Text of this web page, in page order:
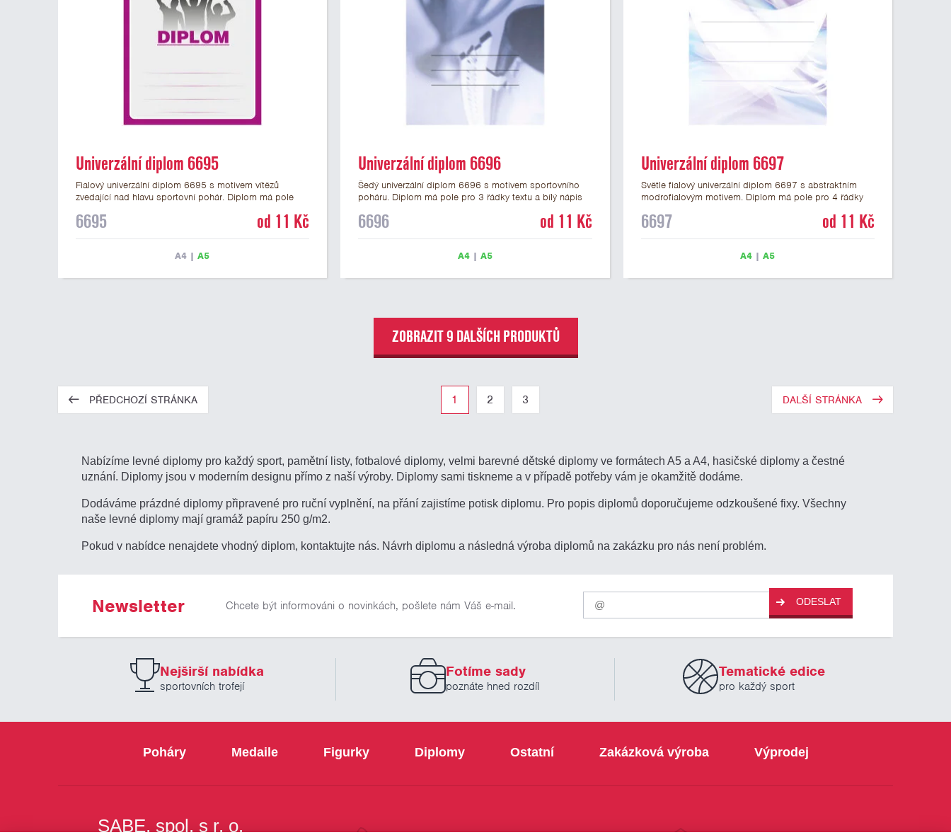
Univerzální diplom 6695
Fialový univerzální diplom 6695 s motivem vítězů
zvedající nad hlavu sportovní pohár. Diplom má pole
diplom 6695 máme ve formátu A4 a A5. Tento
sportovní pohár. Papírový diplom s univerzálním
6695 od 11 Kč
A4 |A5
Univerzální diplom 6696
Šedý univerzální diplom 6696 s motivem sportovního
poháru. Diplom má pole pro 3 řádky textu a bílý nápis
a A5. Tento univerzální diplom je vhodný pro většinu
motivem sportovního poháru má gramáž 250 g/m2.
6696 od 11 Kč
A4| A5
Univerzální diplom 6697
Světle fialový univerzální diplom 6697 s abstraktním
modrofialovým motivem. Diplom má pole pro 4 řádky
diplom 6697 máme ve formátu A4 a A5. Papírový
6697 od 11 Kč
A4 |A5
ZOBRAZIT 9 DALŠÍCH PRODUKTŮ
PŘEDCHOZÍ STRÁNKA 1 2 3 DALŠÍ STRÁNKA
Nabízíme levné diplomy pro každý sport, pamětní listy, fotbalové diplomy, velmi barevné dětské diplomy ve formátech A5 a A4, hasičské diplomy a čestné
uznání. Diplomy jsou v moderním designu přímo z naší výroby. Diplomy sami tiskneme a v případě potřeby vám je okamžitě dodáme.
Dodáváme prázdné diplomy připravené pro ruční vyplnění, na přání zajistíme potisk diplomu. Pro popis diplomů doporučujeme odzkoušené fixy. Všechny
naše levné diplomy mají gramáž papíru 250 g/m2.
Pokud v nabídce nenajdete vhodný diplom, kontaktujte nás. Návrh diplomu a následná výroba diplomů na zakázku pro nás není problém.
Newsletter Chcete být informováni o novinkách, pošlete nám Váš e-mail.
Pro
odběr
našich
novinek
ODESLAT
Nejširší nabídka
sportovních trofejí
Fotíme sady
poznáte hned rozdíl
Tematické edice
pro každý sport
Poháry Medaile Figurky Diplomy Ostatní Zakázková výroba Výprodej
SABE, spol. s r. o.